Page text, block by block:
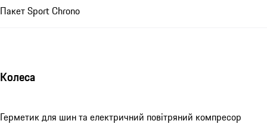
Пакет Sport Chrono
Колеса
Герметик для шин та електричний повітряний компресор